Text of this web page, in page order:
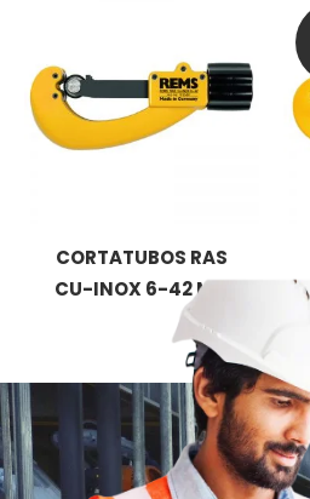
CORTATUBOS RAS
CU-INOX 6-42 MM